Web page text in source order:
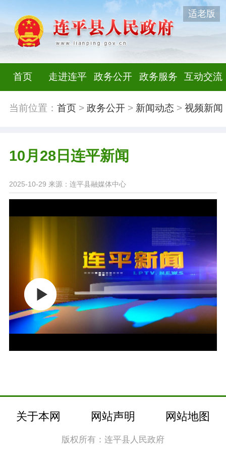
适老版
首页 走进连平 政务公开 政务服务 互动交流
当前位置： 首页> 政务公开> 新闻动态 > 视频新闻
10月28日连平新闻
2025-10-29 来源：连平县融媒体中心
关于本网 网站声明 网站地图
版权所有：连平县人民政府